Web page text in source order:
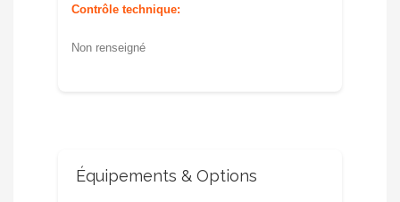
Contrôle technique:
Non renseigné
Équipements & Options